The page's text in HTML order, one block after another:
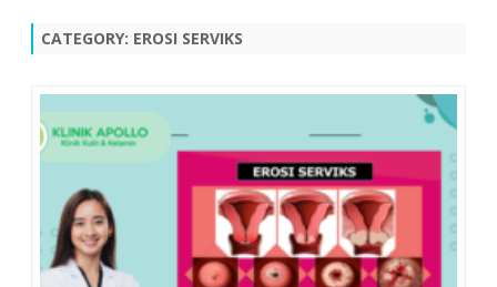
CATEGORY: EROSI SERVIKS